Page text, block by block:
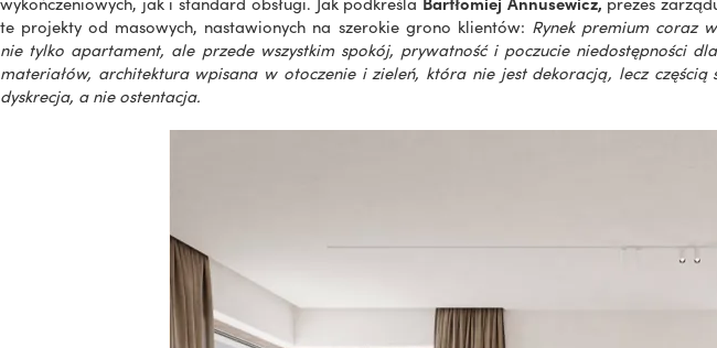
te projekty od masowych, nastawionych na szerokie grono klientów: Rynek premium coraz
nie tylko apartament, ale przede wszystkim spokój, prywatność i poczucie niedostępności
materiałów, architektura wpisana w otoczenie i zieleń, która nie jest dekoracją, lecz
dyskrecja, a nie ostentacja.